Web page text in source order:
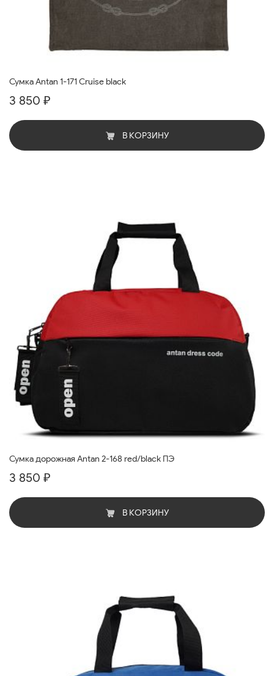
Сумка Antan 1-171 Cruise black
3 850 ₽
В КОРЗИНУ
Сумка дорожная Antan 2-168 red/black ПЭ
3 850 ₽
В КОРЗИНУ